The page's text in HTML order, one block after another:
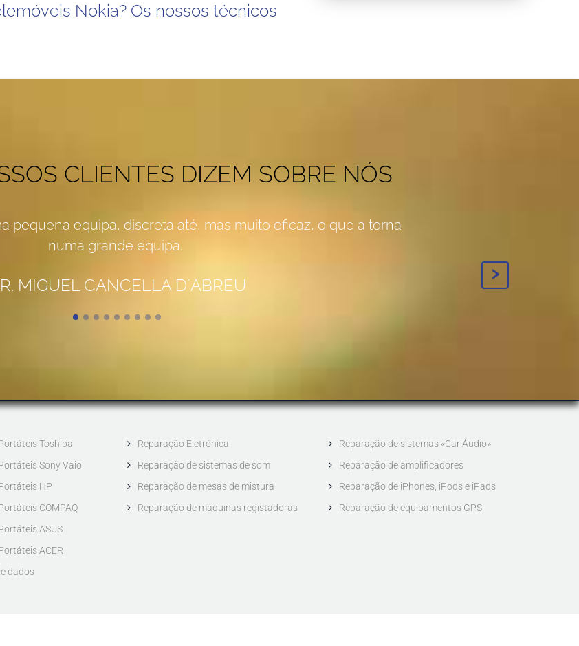
Nokia? Os nossos técnicos
CLIENTES DIZEM SOBRE NÓS
pequena equipa, discreta até, mas muito eficaz, o que a torna
numa grande equipa.
MIGUEL CANCELLA D´ABREU ›
Toshiba
Sony Vaio
HP
COMPAQ
ASUS
ACER
dados
Reparação Eletrónica
Reparação de sistemas de som
Reparação de mesas de mistura
Reparação de máquinas registadoras
Reparação de sistemas «Car Áudio»
Reparação de amplificadores
Reparação de iPhones, iPods e iPads
Reparação de equipamentos GPS